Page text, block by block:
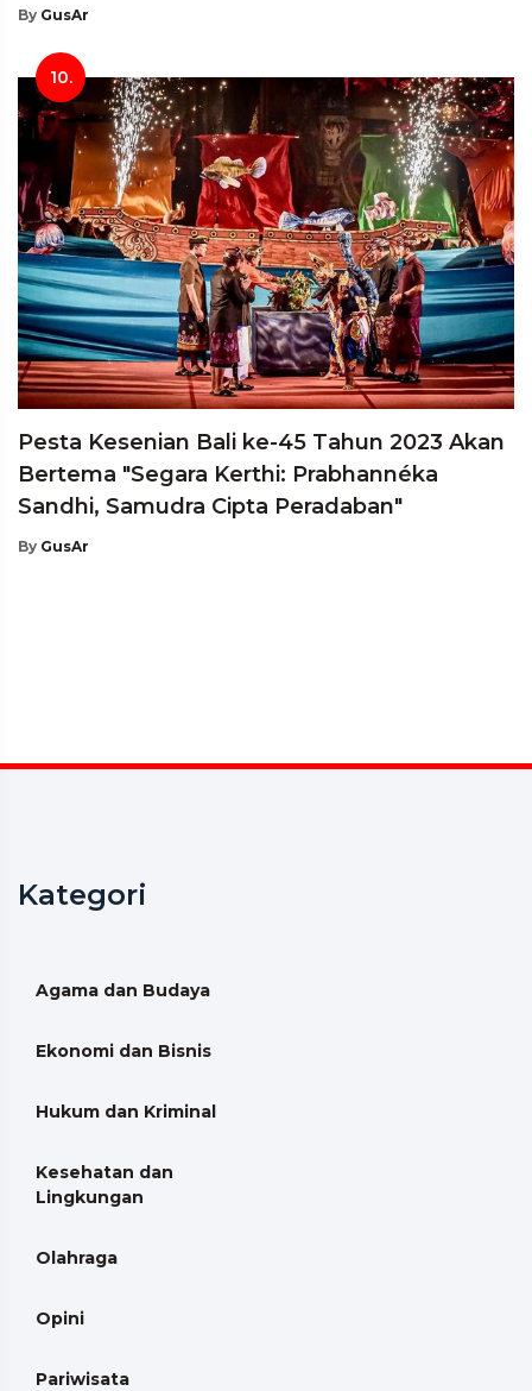
By GusAr
10.
Pesta Kesenian Bali ke-45 Tahun 2023 Akan
Bertema "Segara Kerthi: Prabhannéka
Sandhi, Samudra Cipta Peradaban"
By GusAr
Kategori
Agama dan Budaya
Ekonomi dan Bisnis
Hukum dan Kriminal
Kesehatan dan
Lingkungan
Olahraga
Opini
Pariwisata